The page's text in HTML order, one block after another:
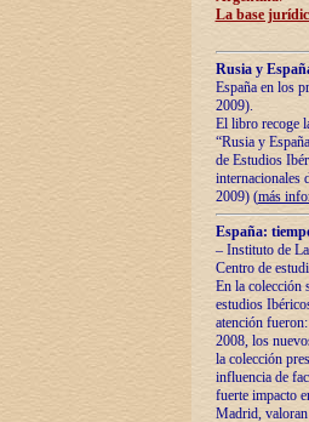
La base
Rusia y
España en los
2009).
El libro recoge
“Rusia y
de Estudios
internacionales
2009) (más
España:
– Instituto de
Centro de
En la colección
estudios
atención
2008, los
la colección
influencia de
fuerte impacto
Madrid,